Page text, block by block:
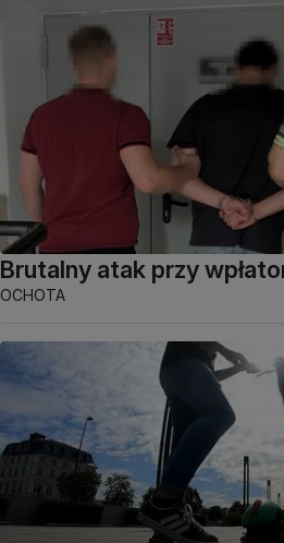
Brutalny atak przy
OCHOTA